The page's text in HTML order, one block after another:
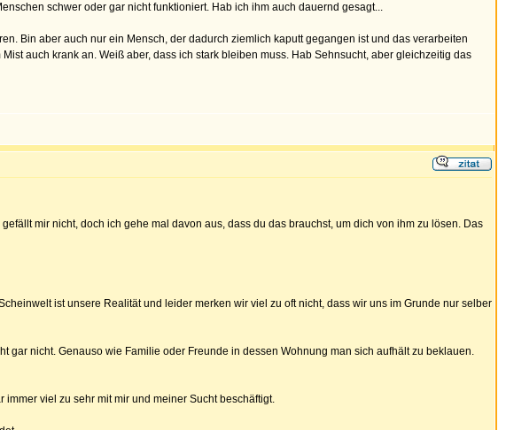
schwer oder gar nicht funktioniert. Hab ich ihm auch dauernd gesagt...
Bin aber auch nur ein Mensch, der dadurch ziemlich kaputt gegangen ist und das verarbeiten
auch krank an. Weiß aber, dass ich stark bleiben muss. Hab Sehnsucht, aber gleichzeitig das
mir nicht, doch ich gehe mal davon aus, dass du das brauchst, um dich von ihm zu lösen. Das
ist unsere Realität und leider merken wir viel zu oft nicht, dass wir uns im Grunde nur selber
gar nicht. Genauso wie Familie oder Freunde in dessen Wohnung man sich aufhält zu beklauen.
viel zu sehr mit mir und meiner Sucht beschäftigt.